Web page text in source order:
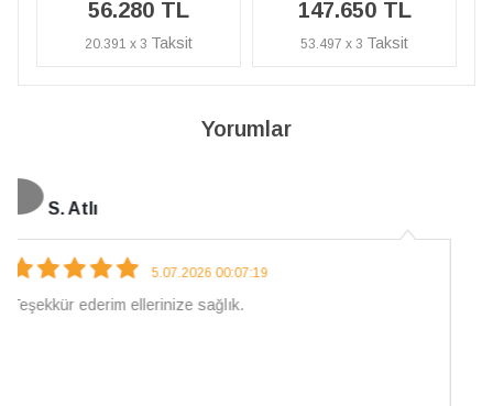
147.650 TL
53.497 x 3
56.280 TL
20.391 x 3
Yorumlar
N. Elçi
4.08.2026 16:27:03
Çarpıcı ve olağanüstü bir işçilikle hazırlanmış bir mücevher.